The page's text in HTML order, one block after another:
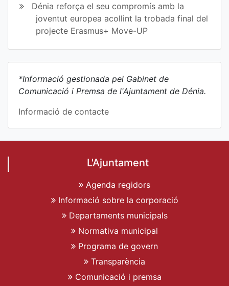
Dénia reforça el seu compromís amb la
joventut europea acollint la trobada final del
projecte Erasmus+ Move-UP
*Informació gestionada pel Gabinet de
Comunicació i Premsa de l'Ajuntament de Dénia.
Informació de contacte
L'Ajuntament
Agenda regidors
Informació sobre la corporació
Departaments municipals
Normativa municipal
Programa de govern
Transparència
Comunicació i premsa